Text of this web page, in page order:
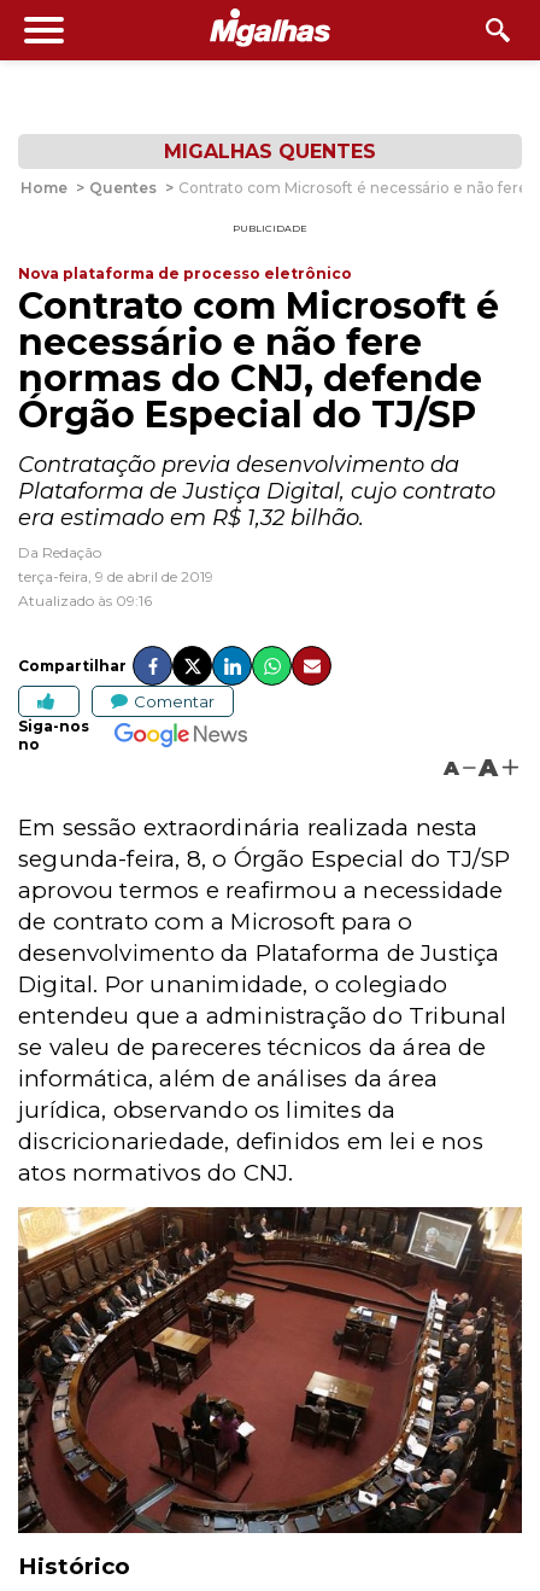
MIGALHAS QUENTES
Home > Quentes > Contrato com Microsoft é necessário e não fere
PUBLICIDADE
Nova plataforma de processo eletrônico
Contrato com Microsoft é
necessário e não fere
normas do CNJ, defende
Órgão Especial do TJ/SP
Contratação previa desenvolvimento da
Plataforma de Justiça Digital, cujo contrato
era estimado em R$ 1,32 bilhão.
Da Redação
terça-feira, 9 de abril de 2019
Atualizado às 09:16
Compartilhar
Comentar
Siga-nos
no
A A
Em sessão extraordinária realizada nesta
segunda-feira, 8, o Órgão Especial do TJ/SP
aprovou termos e reafirmou a necessidade
de contrato com a Microsoft para o
desenvolvimento da Plataforma de Justiça
Digital. Por unanimidade, o colegiado
entendeu que a administração do Tribunal
se valeu de pareceres técnicos da área de
informática, além de análises da área
jurídica, observando os limites da
discricionariedade, definidos em lei e nos
atos normativos do CNJ.
Histórico